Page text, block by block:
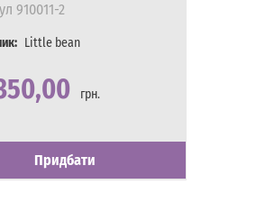
910011-2
Little bean
грн.
Придбати